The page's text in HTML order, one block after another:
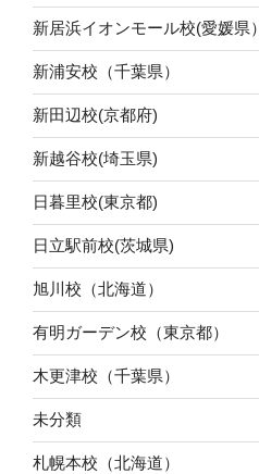
新居浜イオンモール校(愛媛県）
新浦安校（千葉県）
新田辺校(京都府)
新越谷校(埼玉県)
日暮里校(東京都)
日立駅前校(茨城県)
旭川校（北海道）
有明ガーデン校（東京都）
木更津校（千葉県）
未分類
札幌本校（北海道）